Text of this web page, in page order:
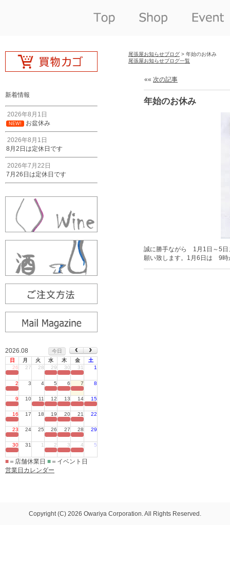
新着情報
2026年8月1日
NEW! お盆休み
2026年8月1日
8月2日は定休日です
2026年7月22日
7月26日は定休日です
2026.08
今日
日
月 火 水 木 金
土
26
27 28 29 30 31 1
2 3 4 5 6 7 8
9 10 11 12 13 14 15
16 17 18 19 20 21 22
23 24 25 26 27 28 29
30 31 1 2 3 4 5
■ ＝店舗休業日 ■ ＝イベント日
営業日カレンダー
尾張屋お知らせブログ > 年始のお休み
尾張屋お知らせブログ一覧
«« 次の記事
年始のお休み
誠に勝手ながら 1月1日～5
願い致します。1月6日は 9時
Copyright (C) 2026 Owariya Corporation. All Rights Reserved.